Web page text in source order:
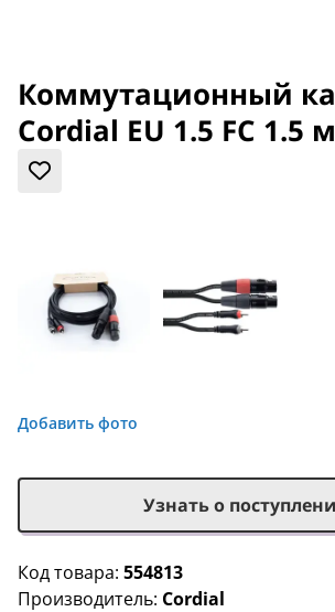
Коммутационный
Cordial EU 1.5 FC 1.5 м
Добавить фото
Код товара: 554813
Производитель: Cordial
Узнать о